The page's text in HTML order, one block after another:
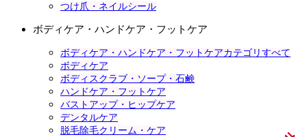
つけ爪・ネイルシール
ボディケア・ハンドケア・フットケア
ボディケア・ハンドケア・フットケアカテゴリすべて
ボディケア
ボディスクラブ・ソープ・石鹸
ハンドケア・フットケア
バストアップ・ヒップケア
デンタルケア
脱毛除毛クリーム・ケア